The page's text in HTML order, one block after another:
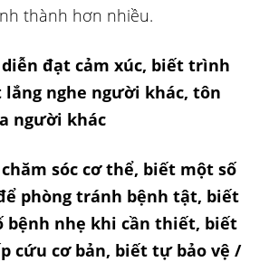
thành hơn nhiều.
diễn đạt cảm xúc, biết trình
lắng nghe người khác, tôn
người khác
sóc cơ thể, biết một số
phòng tránh bệnh tật, biết
bệnh nhẹ khi cần thiết, biết
cứu cơ bản, biết tự bảo vệ /